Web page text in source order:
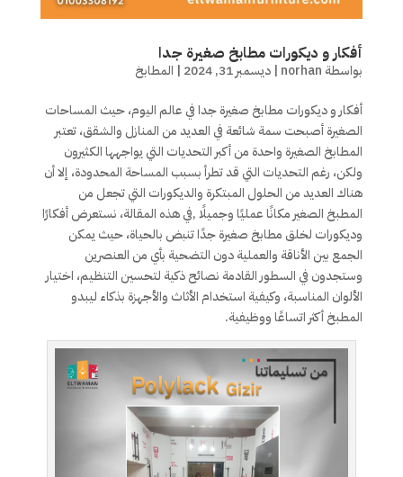
أفكار و ديكورات مطابخ صغيرة جدا
بواسطة norhan
| ديسمبر 31, 2024 | المطابخ
أفكار و ديكورات مطابخ صغيرة جدا في عالم اليوم، حيث المساحات
الصغيرة أصبحت سمة شائعة في العديد من المنازل والشقق، تعتبر
المطابخ الصغيرة واحدة من أكبر التحديات التي يواجهها الكثيرون
ولكن، رغم التحديات التي قد تطرأ بسبب المساحة المحدودة، إلا أن
هناك العديد من الحلول المبتكرة والديكورات التي تجعل من
المطبخ الصغير مكانًا عمليًا وجميلًا ,في هذه المقالة، نستعرض أفكارًا
وديكورات لخلق مطابخ صغيرة جدًا تنبض بالحياة، حيث يمكن
الجمع بين الأناقة والعملية دون التضحية بأي من العنصرين
وستجدون في السطور القادمة نصائح ذكية لتحسين التنظيم، اختيار
الألوان المناسبة، وكيفية استخدام الأثاث والأجهزة بذكاء ليبدو
المطبخ أكثر اتساعًا ووظيفية.